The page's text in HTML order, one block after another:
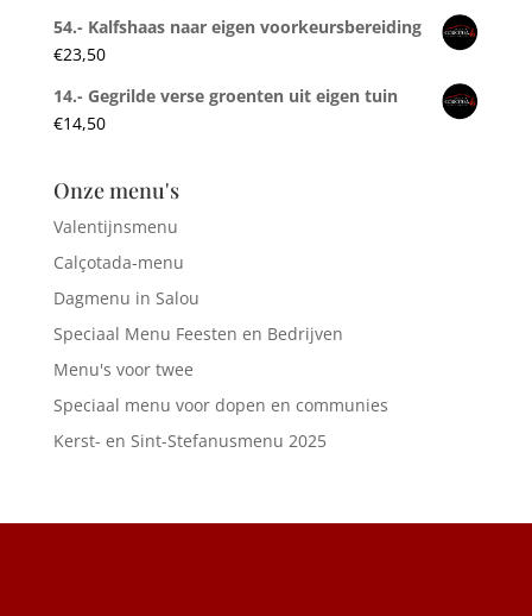
54.- Kalfshaas naar eigen voorkeursbereiding
€23,50
14.- Gegrilde verse groenten uit eigen tuin
€14,50
Onze menu's
Valentijnsmenu
Calçotada-menu
Dagmenu in Salou
Speciaal Menu Feesten en Bedrijven
Menu's voor twee
Speciaal menu voor dopen en communies
Kerst- en Sint-Stefanusmenu 2025